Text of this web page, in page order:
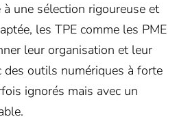
à une sélection rigoureuse et
les TPE comme les PME
leur organisation et leur
des outils numériques à forte
ignorés mais avec un